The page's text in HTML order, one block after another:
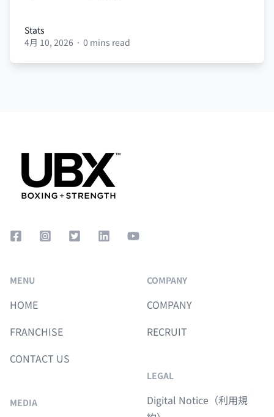
Stats
Stats
4月 10, 2026 · 0 mins read
Facebook Square
Instagram Square
Twitter Square
LinkedInYouTube
MENU
HOME
FRANCHISE
CONTACT US
MEDIA
COMPANY
COMPANY
RECRUIT
LEGAL
Digital Notice（利用規